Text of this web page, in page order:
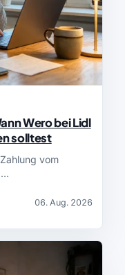
Wero bei Lidl
solltest
vom
06. Aug. 2026